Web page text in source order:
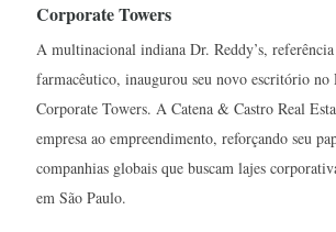
Corporate Towers
A multinacional indiana Dr. Reddy’s,
farmacêutico, inaugurou seu novo escritório no
Corporate Towers. A Catena & Castro Real
empresa ao empreendimento, reforçando seu
companhias globais que buscam lajes
em São Paulo.